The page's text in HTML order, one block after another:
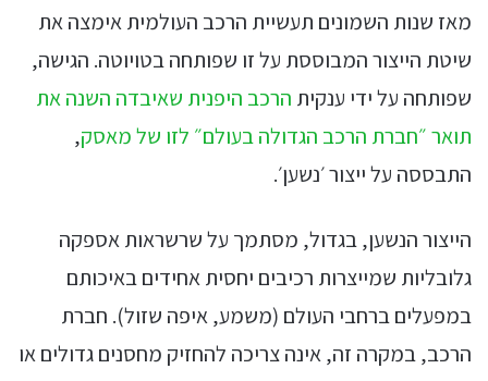
מאז שנות השמונים תעשיית הרכב העולמית אימצה את
שיטת הייצור המבוססת על זו שפותחה בטויוטה. הגישה,
שפותחה על ידי ענקית הרכב היפנית שאיבדה השנה את
תואר ״חברת הרכב הגדולה בעולם״ לזו של מאסק,
התבססה על ייצור ׳נשען׳.
הייצור הנשען, בגדול, מסתמך על שרשראות אספקה
גלובליות שמייצרות רכיבים יחסית אחידים באיכותם
במפעלים ברחבי העולם (משמע, איפה שזול). חברת
הרכב, במקרה זה, אינה צריכה להחזיק מחסנים גדולים או